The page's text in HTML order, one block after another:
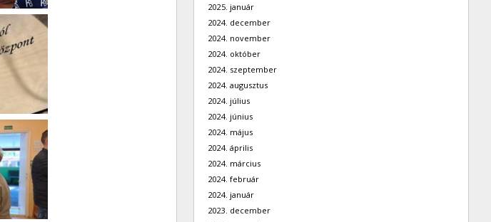
2025. január
2024. december
2024. november
2024. október
2024. szeptember
2024. augusztus
2024. július
2024. június
2024. május
2024. április
2024. március
2024. február
2024. január
2023. december